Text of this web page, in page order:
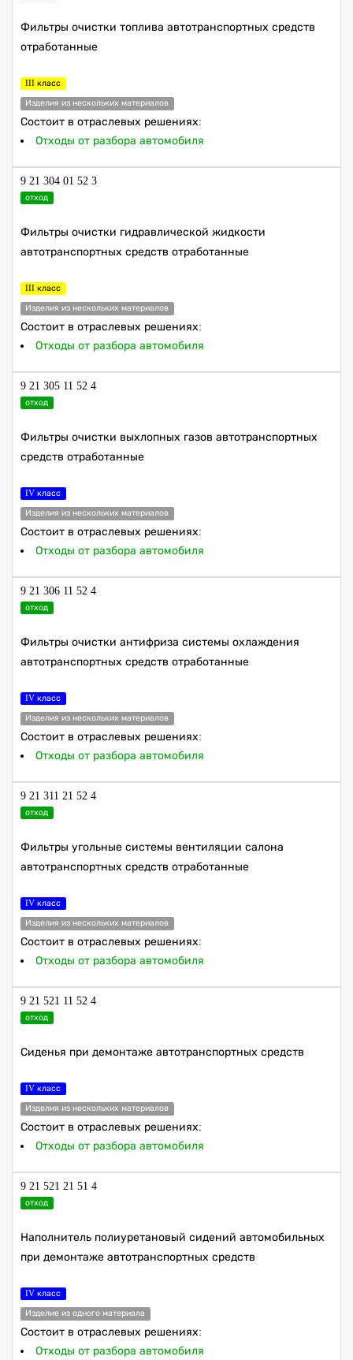
Фильтры очистки топлива автотранспортных средств
отработанные
III класс
Изделия из нескольких материалов
Состоит в отраслевых решениях:
Отходы от разбора автомобиля
9 21 304 01 52 3
отход
Фильтры очистки гидравлической жидкости
автотранспортных средств отработанные
III класс
Изделия из нескольких материалов
Состоит в отраслевых решениях:
Отходы от разбора автомобиля
9 21 305 11 52 4
отход
Фильтры очистки выхлопных газов автотранспортных
средств отработанные
IV класс
Изделия из нескольких материалов
Состоит в отраслевых решениях:
Отходы от разбора автомобиля
9 21 306 11 52 4
отход
Фильтры очистки антифриза системы охлаждения
автотранспортных средств отработанные
IV класс
Изделия из нескольких материалов
Состоит в отраслевых решениях:
Отходы от разбора автомобиля
9 21 311 21 52 4
отход
Фильтры угольные системы вентиляции салона
автотранспортных средств отработанные
IV класс
Изделия из нескольких материалов
Состоит в отраслевых решениях:
Отходы от разбора автомобиля
9 21 521 11 52 4
отход
Сиденья при демонтаже автотранспортных средств
IV класс
Изделия из нескольких материалов
Состоит в отраслевых решениях:
Отходы от разбора автомобиля
9 21 521 21 51 4
отход
Наполнитель полиуретановый сидений автомобильных
при демонтаже автотранспортных средств
IV класс
Изделие из одного материала
Состоит в отраслевых решениях:
Отходы от разбора автомобиля